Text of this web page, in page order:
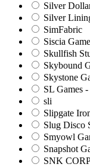
Silver
Silver
SimFabric
Siscia
Skullfish
Skybound
Skystone
SL Games
sli
Slipgate
Slug Disco
Smyowl
Snapshot
SNK